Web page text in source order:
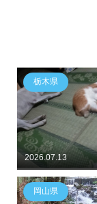
2026.07.13
栃木県
岡山県